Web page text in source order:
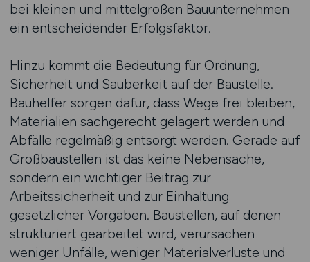
bei kleinen und mittelgroßen Bauunternehmen
ein entscheidender Erfolgsfaktor.
Hinzu kommt die Bedeutung für Ordnung,
Sicherheit und Sauberkeit auf der Baustelle.
Bauhelfer sorgen dafür, dass Wege frei bleiben,
Materialien sachgerecht gelagert werden und
Abfälle regelmäßig entsorgt werden. Gerade auf
Großbaustellen ist das keine Nebensache,
sondern ein wichtiger Beitrag zur
Arbeitssicherheit und zur Einhaltung
gesetzlicher Vorgaben. Baustellen, auf denen
strukturiert gearbeitet wird, verursachen
weniger Unfälle, weniger Materialverluste und